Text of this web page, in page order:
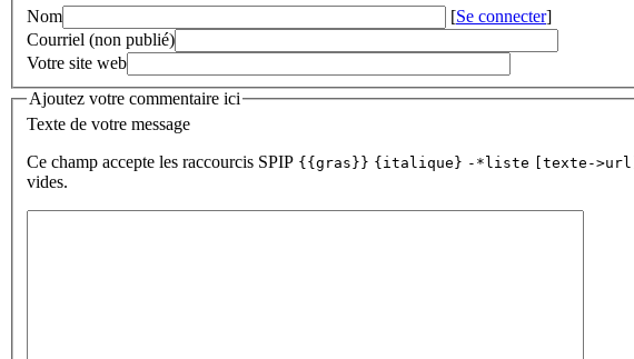
Nom
[Se connecter]
Courriel (non publié)
Votre site web
Ajoutez votre commentaire ici
Texte de votre message
Ce champ accepte les raccourcis SPIP {{gras}} {italique} -*liste [texte->url]
vides.